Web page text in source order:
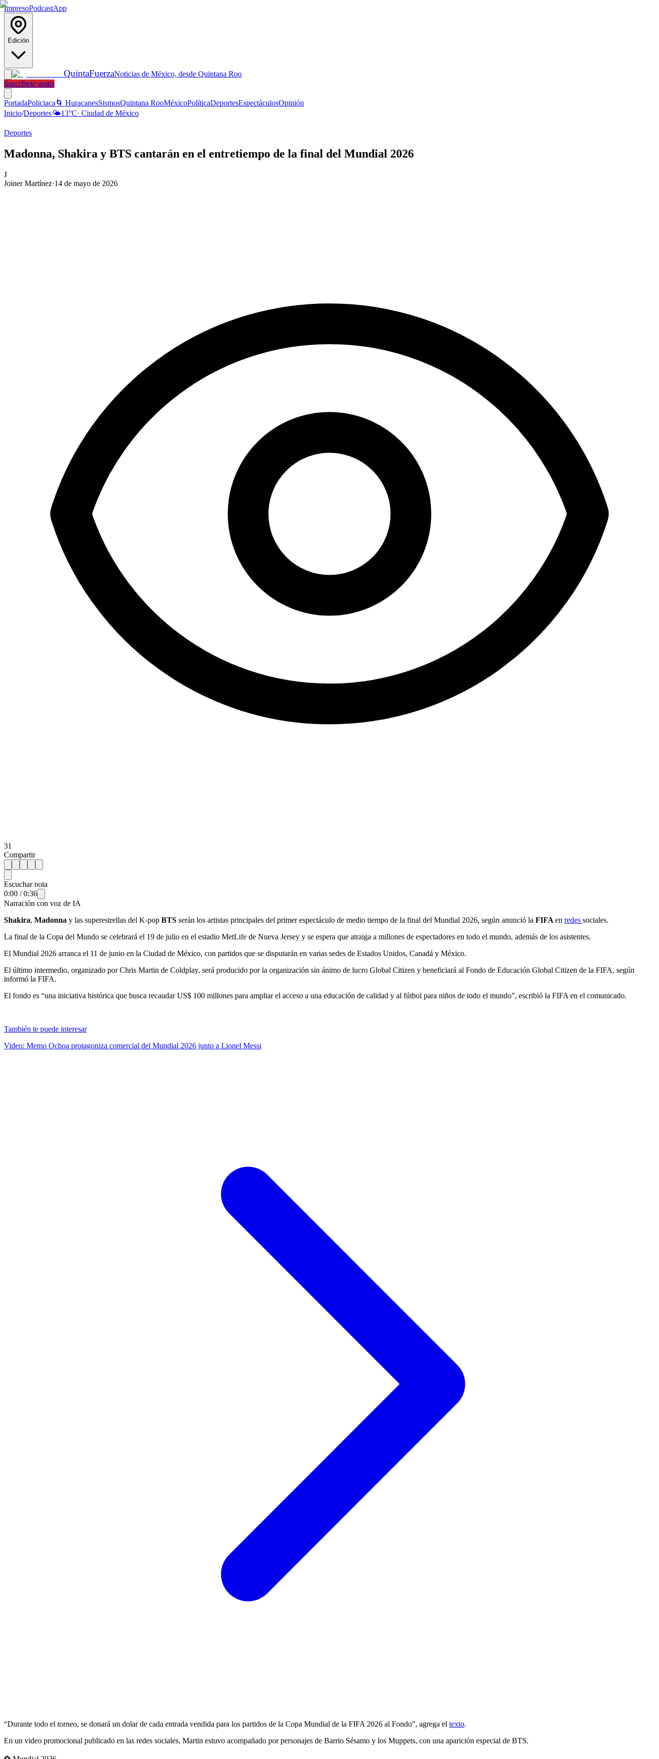
ImpresoPodcastApp
Edición
QuintaFuerzaNoticias de México, desde Quintana Roo
Suscríbete gratis
PortadaPoliciaca 🌀 HuracanesSismosQuintana RooMéxicoPolíticaDeportesEspectáculosOpinión
Inicio/Deportes🌤️13°C· Ciudad de México
Deportes
Madonna, Shakira y BTS cantarán en el entretiempo de la final del Mundial 2026
J
Joiner Martínez·14 de mayo de 2026
31
Compartir
Escuchar nota
0:00 /0:36
Narración con voz de IA
Shakira, Madonna y las superestrellas del K-pop BTS serán los artistas principales del primer espectáculo de medio tiempo de la final del Mundial 2026, según anunció la FIFA en redes sociales.
La final de la Copa del Mundo se celebrará el 19 de julio en el estadio MetLife de Nueva Jersey y se espera que atraiga a millones de espectadores en todo el mundo, además de los asistentes.
El Mundial 2026 arranca el 11 de junio en la Ciudad de México, con partidos que se disputarán en varias sedes de Estados Unidos, Canadá y México.
El último intermedio, organizado por Chris Martin de Coldplay, será producido por la organización sin ánimo de lucro Global Citizen y beneficiará al Fondo de Educación Global Citizen de la FIFA, según
informó la FIFA.
El fondo es “una iniciativa histórica que busca recaudar US$ 100 millones para ampliar el acceso a una educación de calidad y al fútbol para niños de todo el mundo”, escribió la FIFA en el comunicado.
También te puede interesar
Video: Memo Ochoa protagoniza comercial del Mundial 2026 junto a Lionel Messi
“Durante todo el torneo, se donará un dolar de cada entrada vendida para los partidos de la Copa Mundial de la FIFA 2026 al Fondo”, agrega el texto.
En un video promocional publicado en las redes sociales, Martin estuvo acompañado por personajes de Barrio Sésamo y los Muppets, con una aparición especial de BTS.